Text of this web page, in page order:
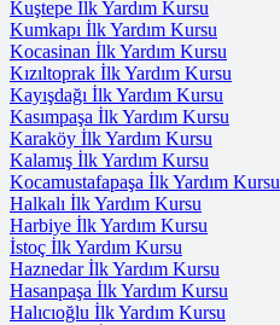
Kuştepe İlk Yardım Kursu
Kumkapı İlk Yardım Kursu
Kocasinan İlk Yardım Kursu
Kızıltoprak İlk Yardım Kursu
Kayışdağı İlk Yardım Kursu
Kasımpaşa İlk Yardım Kursu
Karaköy İlk Yardım Kursu
Kalamış İlk Yardım Kursu
Kocamustafapaşa İlk Yardım Kursu
Halkalı İlk Yardım Kursu
Harbiye İlk Yardım Kursu
İstoç İlk Yardım Kursu
Haznedar İlk Yardım Kursu
Hasanpaşa İlk Yardım Kursu
Halıcıoğlu İlk Yardım Kursu